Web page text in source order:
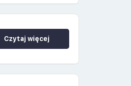
Czytaj więcej